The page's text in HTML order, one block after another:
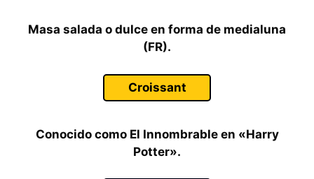
Masa salada o dulce en forma de medialuna
(FR).
Croissant
Conocido como El Innombrable en «Harry
Potter».